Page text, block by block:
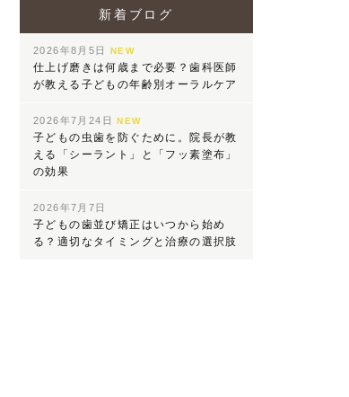
新着ブログ
2026年8月5日NEW
仕上げ磨きは何歳まで必要？歯科医師
が教える子どもの年齢別オーラルケア
2026年7月24日NEW
子どもの虫歯を防ぐために。院長が教
える「シーラント」と「フッ素塗布」
の効果
2026年7月7日
子どもの歯並び矯正はいつから始め
る？適切なタイミングと治療の選択肢